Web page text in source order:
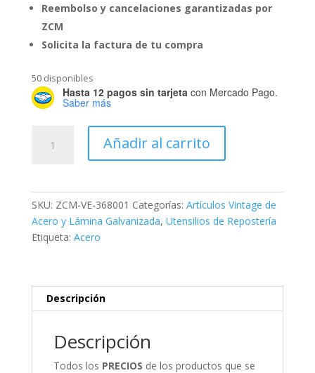
Reembolso y cancelaciones garantizadas por
ZCM
Solicita la factura de tu compra
50 disponibles
Hasta 12 pagos sin tarjeta con Mercado Pago.
Saber más
Añadir al carrito
SKU: ZCM-VE-368001 Categorías: Artículos Vintage de
Acero y Lámina Galvanizada, Utensilios de Repostería
Etiqueta: Acero
Descripción
Descripción
Todos los PRECIOS de los productos que se